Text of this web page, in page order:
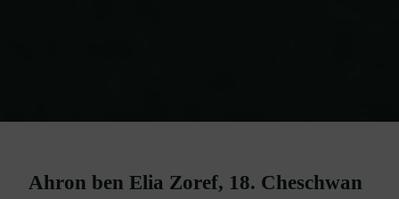
Ahron ben Elia Zoref, 18. Cheschwan